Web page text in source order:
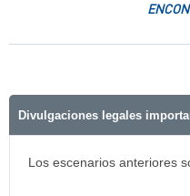
Divulgaciones legales
Los escenarios anteriores